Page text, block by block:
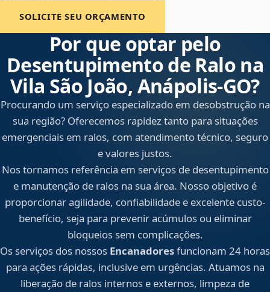
SOLICITE SEU ORÇAMENTO
Por que optar pelo
Desentupimento de Ralo na
Vila São João, Anápolis‑GO?
Procurando um serviço especializado em desobstrução na
sua região? Oferecemos rapidez tanto para situações
emergenciais em ralos, com atendimento técnico, seguro
e valores justos.
Nos tornamos referência em serviços de desentupimento
e manutenção de ralos na sua área. Nosso objetivo é
proporcionar agilidade, confiabilidade e excelente custo-
benefício, seja para prevenir acúmulos ou eliminar
bloqueios sem complicações.
Os serviços dos nossos Encanadoresfuncionam 24 horas
para ações rápidas, inclusive em urgências. Atuamos na
liberação de ralos internos e externos, limpeza de